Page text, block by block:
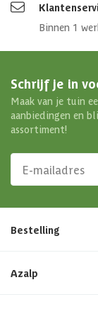
Binnen 1
Schrijf je in
Maak van je tuin
aanbiedingen en
assortiment!
Bestelling
Azalp